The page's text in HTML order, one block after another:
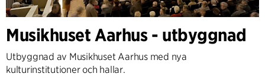
Musikhuset Aarhus - utbyggnad
Utbyggnad av Musikhuset Aarhus med nya
kulturinstitutioner och hallar.